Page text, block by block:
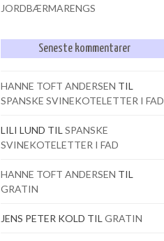
JORDBÆRMARENGS
Seneste kommentarer
HANNE TOFT ANDERSEN TIL
SPANSKE SVINEKOTELETTER I FAD
LILI LUND TIL SPANSKE
SVINEKOTELETTER I FAD
HANNE TOFT ANDERSEN TIL
GRATIN
JENS PETER KOLD TIL GRATIN